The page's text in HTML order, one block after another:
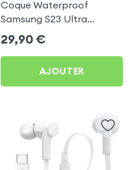
Coque Waterproof
Samsung S23 Ultra
Antichoc, Redpepper
Transparent Contour Noir
29,90 €
AJOUTER